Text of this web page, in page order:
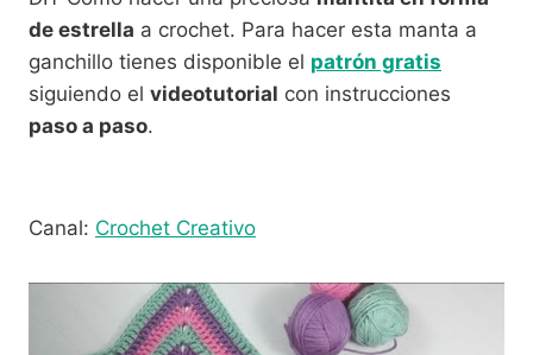
de estrella a crochet. Para hacer esta manta a
ganchillo tienes disponible el patrón gratis
siguiendo el videotutorial con instrucciones
paso a paso.
Canal: Crochet Creativo